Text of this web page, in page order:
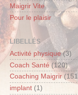
Maigrir Vite
Pour le plaisir
LIBELLÉS
Activité physique (3)
Coach Santé (120)
Coaching Maigrir
implant (1)